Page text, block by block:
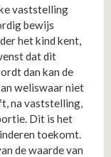
vaststelling
bewijs
het kind kent,
dat dit
dan kan de
weliswaar niet
na vaststelling,
Dit is het
toekomt.
de waarde van